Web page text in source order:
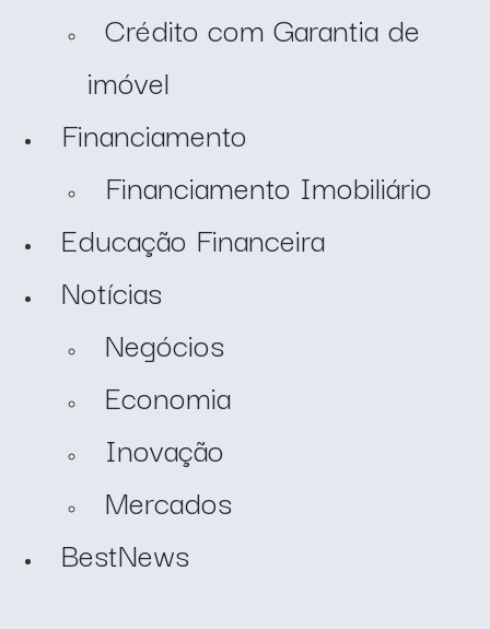
Crédito com Garantia de
imóvel
Financiamento
Financiamento Imobiliário
Educação Financeira
Notícias
Negócios
Economia
Inovação
Mercados
BestNews